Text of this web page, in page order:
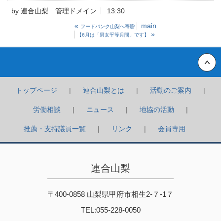
by 連合山梨 管理ドメイン
13:30
« フードバンク山梨へ寄贈 main
【6月は「男女平等月間」です】 »
トップページ 連合山梨とは 活動のご案内
労働相談 ニュース 地協の活動
推薦・支持議員一覧 リンク 会員専用
連合山梨
〒400-0858 山梨県甲府市相生2-７-1７
TEL:055-228-0050